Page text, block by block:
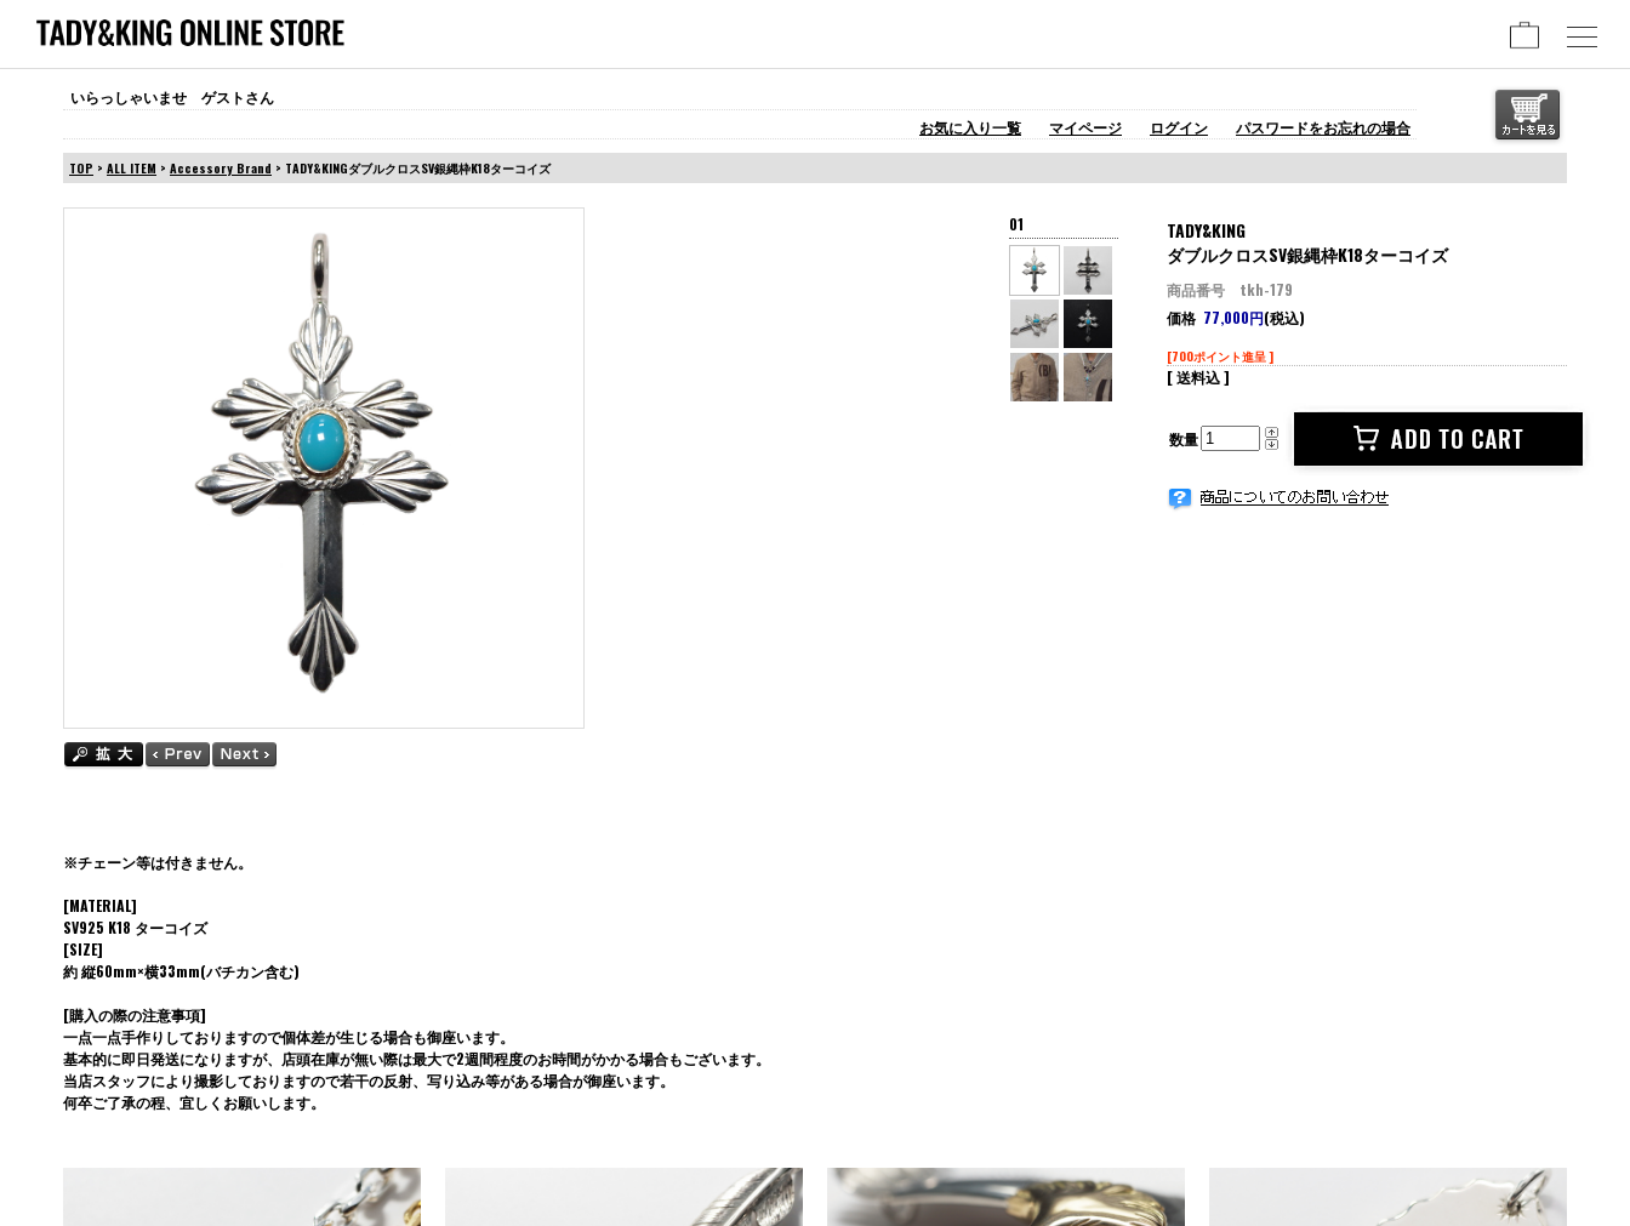
いらっしゃいませ ゲストさん
お気に入り一覧
マイページ ログイン パスワードをお忘れの場合
TOP > ALL ITEM > Accessory Brand > TADY&KINGダブルクロスSV銀縄枠K18ターコイズ
TADY&KING
ダブルクロスSV銀縄枠K18ターコイズ
商品番号 tkh-179
価格 77,000円(税込)
[700ポイント進呈 ]
[ 送料込 ]
数量
01
※チェーン等は付きません。
[MATERIAL]
SV925 K18 ターコイズ
[SIZE]
約 縦60mm×横33mm(バチカン含む)
[購入の際の注意事項]
一点一点手作りしておりますので個体差が生じる場合も御座います。
基本的に即日発送になりますが、店頭在庫が無い際は最大で2週間程度のお時間がかかる場合もございます。
当店スタッフにより撮影しておりますので若干の反射、写り込み等がある場合が御座います。
何卒ご了承の程、宜しくお願いします。